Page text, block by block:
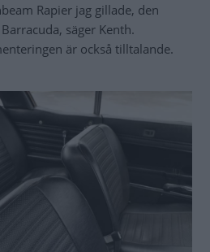
Rapier jag gillade, den
säger Kenth.
är också tilltalande.